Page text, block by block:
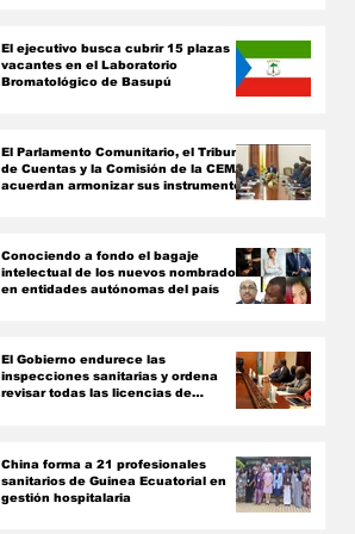
El ejecutivo busca cubrir 15 plazas
vacantes en el Laboratorio
Bromatológico de Basupú
El Parlamento Comunitario, el Tribunal
de Cuentas y la Comisión de la CEMAC
acuerdan armonizar sus instrumentos
Conociendo a fondo el bagaje
intelectual de los nuevos nombrados
en entidades autónomas del país ‎
El Gobierno endurece las
inspecciones sanitarias y ordena
revisar todas las licencias de
China forma a 21 profesionales
sanitarios de Guinea Ecuatorial en
gestión hospitalaria